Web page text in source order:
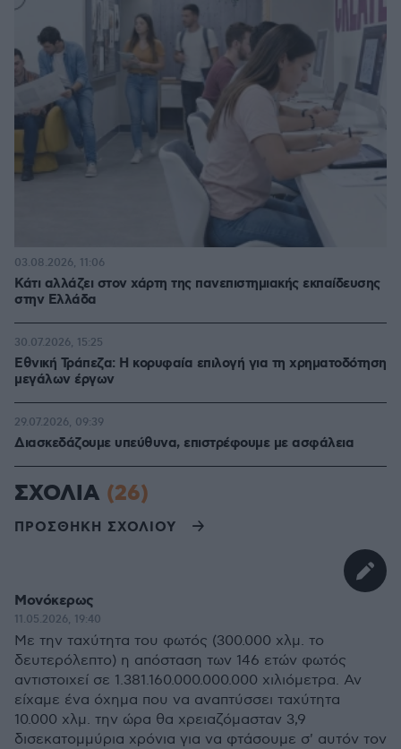
Κάτι αλλάζει στον χάρτη της πανεπιστημιακής εκπαίδευσης
στην Ελλάδα
03.08.2026, 11:06
Εθνική Τράπεζα: Η κορυφαία επιλογή για τη χρηματοδότηση
μεγάλων έργων
30.07.2026, 15:25
Διασκεδάζουμε υπεύθυνα, επιστρέφουμε με ασφάλεια
29.07.2026, 09:39
ΣΧΟΛΙΑ (26)
ΠΡΟΣΘΗΚΗ ΣΧΟΛΙΟΥ
Μονόκερως
11.05.2026, 19:40
Με την ταχύτητα του φωτός (300.000 χλμ. το
δευτερόλεπτο) η απόσταση των 146 ετών φωτός
αντιστοιχεί σε 1.381.160.000.000.000 χιλιόμετρα. Αν
είχαμε ένα όχημα που να αναπτύσσει ταχύτητα
10.000 χλμ. την ώρα θα χρειαζόμασταν 3,9
δισεκατομμύρια χρόνια για να φτάσουμε σ' αυτόν τον